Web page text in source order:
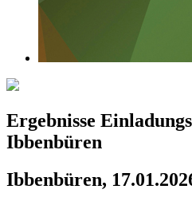
Ergebnisse
Ibbenbüren
Ibbenbüren,